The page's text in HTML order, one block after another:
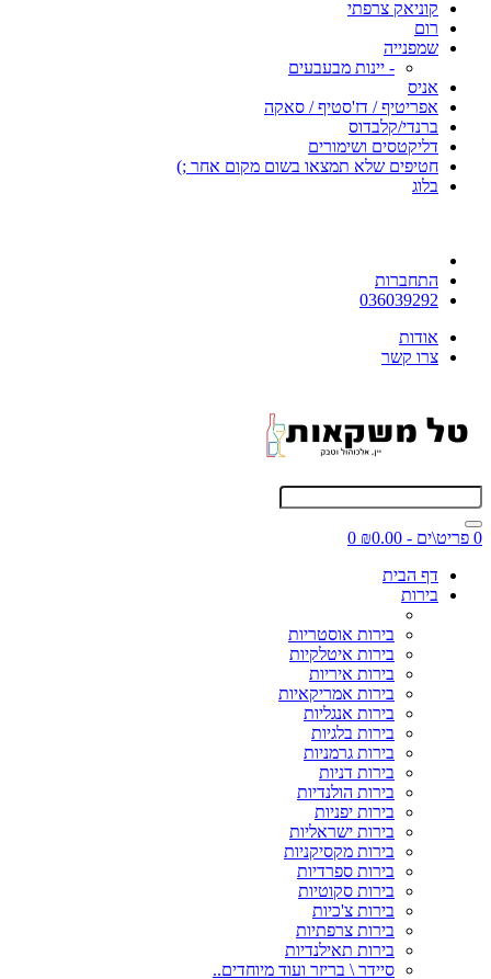
קוניאק צרפתי
רום
שמפנייה
- יינות מבעבעים
אניס
אפריטיף / דז'סטיף / סאקה
ברנדי/קלבדוס
דליקטסים ושימורים
חטיפים שלא תמצאו בשום מקום אחר ;)
בלוג
התחברות
036039292
אודות
צרו קשר
0 פריט\ים - ₪0.00
0
דף הבית
בירות
בירות אוסטריות
בירות איטלקיות
בירות איריות
בירות אמריקאיות
בירות אנגליות
בירות בלגיות
בירות גרמניות
בירות דניות
בירות הולנדיות
בירות יפניות
בירות ישראליות
בירות מקסיקניות
בירות ספרדיות
בירות סקוטיות
בירות צ'כיות
בירות צרפתיות
בירות תאילנדיות
סיידר \ בריזר ועוד מיוחדים..